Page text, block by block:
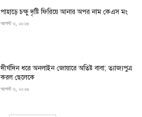
পাহাড়ে চক্ষু দৃষ্টি ফিরিয়ে আনার অপর নাম কেএস মং
আগস্ট ৩, ২০২৬
দীর্ঘদিন ধরে অনলাইন জোয়ারে অতিষ্ট বাবা; ত্যাজ্যপুত্র
করল ছেলেকে
আগস্ট ৩, ২০২৬